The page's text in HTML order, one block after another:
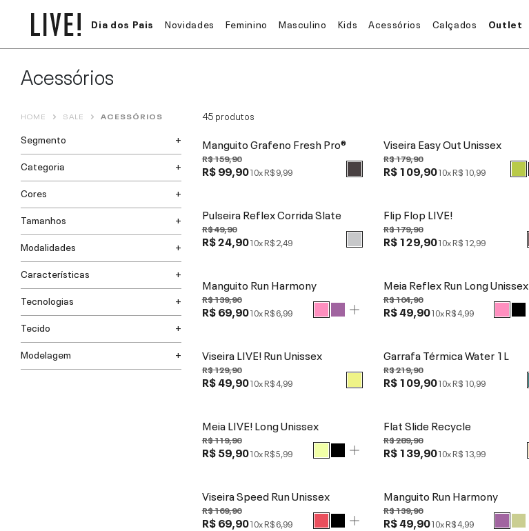
Dia dos Pais Novidades Feminino Masculino Kids Acessórios Calçados Outlet
Acessórios
HOME SALE ACESSÓRIOS 45produtos
Segmento
Categoria
Cores
Tamanhos
Modalidades
Características
Tecnologias
Tecido
Modelagem
Manguito Grafeno Fresh Pro®
R$ 159,90
R$ 99,9010xR$ 9,99
Viseira Easy Out Unissex
R$ 179,90
R$ 109,9010xR$ 10,99
Pulseira Reflex Corrida Slate
R$ 49,90
R$ 24,9010xR$ 2,49
Flip Flop LIVE!
R$ 179,90
R$ 129,9010xR$ 12,99
Manguito Run Harmony
R$ 139,90
R$ 69,9010xR$ 6,99
Meia Reflex Run Long Unissex
R$ 104,90
R$ 49,9010xR$ 4,99
Viseira LIVE! Run Unissex
R$ 129,90
R$ 49,9010xR$ 4,99
Garrafa Térmica Water 1L
R$ 219,90
R$ 109,9010xR$ 10,99
Meia LIVE! Long Unissex
R$ 119,90
R$ 59,9010xR$ 5,99
Flat Slide Recycle
R$ 289,90
R$ 139,9010xR$ 13,99
Viseira Speed Run Unissex
R$ 169,90
R$ 69,9010xR$ 6,99
Manguito Run Harmony
R$ 139,90
R$ 49,9010xR$ 4,99